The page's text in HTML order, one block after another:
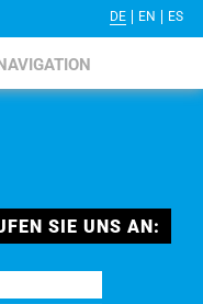
DE EN ES
SIE UNS AN: